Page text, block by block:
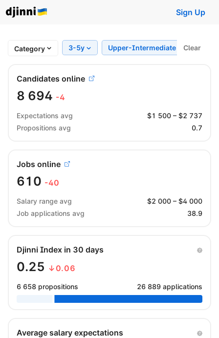
Sign Up
Category 3-5y Upper-Intermediate Clear
Candidates online
8 694 -4
Expectations avg $1 500 – $2 737
Propositions avg
0.7
Jobs online
610 -40
Salary range avg $2 000 – $4 000
Job applications avg
38.9
Djinni Index in 30 days
0.25 ↓0.06
6 658 propositions 26 889 applications
Average salary expectations